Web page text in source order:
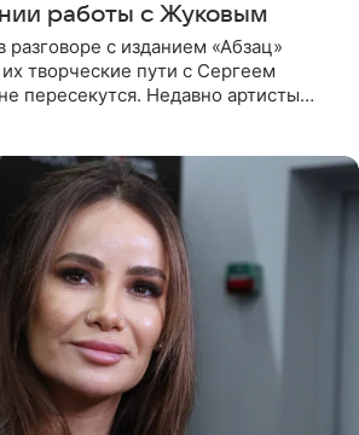
работы с Жуковым
с изданием «Абзац»
творческие пути с Сергеем
пересекутся. Недавно артисты